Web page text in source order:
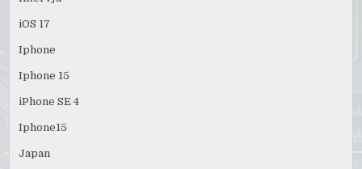
iOS 17
Iphone
Iphone 15
iPhone SE 4
Iphone15
Japan